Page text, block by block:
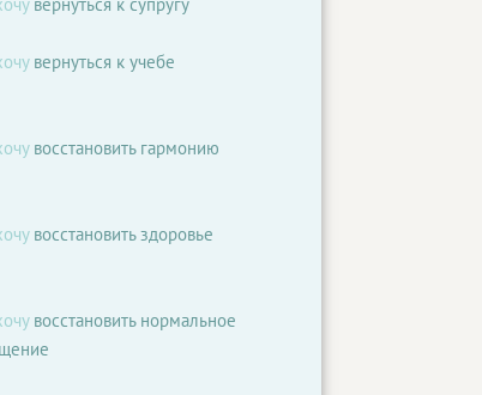
вернуться к учебе
восстановить гармонию
восстановить здоровье
восстановить нормальное